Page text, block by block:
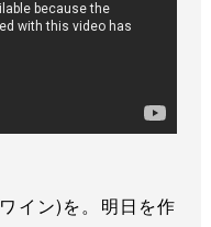
イン)を。明日を作